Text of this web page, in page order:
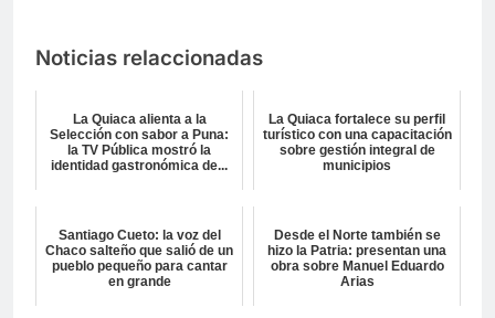
Noticias relaccionadas
La Quiaca alienta a la
Selección con sabor a Puna:
la TV Pública mostró la
identidad gastronómica de...
La Quiaca fortalece su perfil
turístico con una capacitación
sobre gestión integral de
municipios
Santiago Cueto: la voz del
Chaco salteño que salió de un
pueblo pequeño para cantar
en grande
Desde el Norte también se
hizo la Patria: presentan una
obra sobre Manuel Eduardo
Arias